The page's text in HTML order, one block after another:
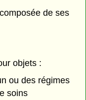
de ses
objets :
ou des régimes
soins